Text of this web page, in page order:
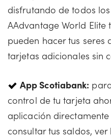
disfrutando de todos
AAdvantage World
pueden hacer tus seres
tarjetas adicionales sin
App Scotiabank:
control de tu tarjeta
aplicación
consultar tus saldos,